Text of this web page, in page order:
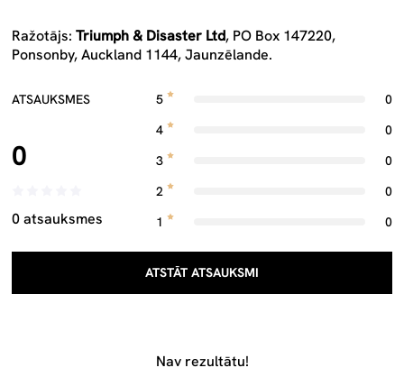
Ražotājs: Triumph & Disaster Ltd, PO Box 147220,
Ponsonby, Auckland 1144, Jaunzēlande.
ATSAUKSMES
0
0 atsauksmes
5
0
4
0
3
0
2
0
1
0
ATSTĀT ATSAUKSMI
Nav rezultātu!